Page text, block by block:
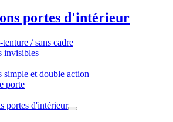
portes d'intérieur
tenture / sans cadre
invisibles
simple et double action
porte
portes d'intérieur